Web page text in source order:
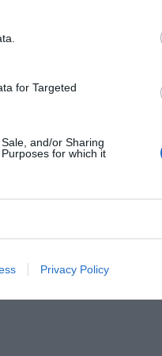
for Targeted
and/or Sharing
for which it
Privacy Policy
Nowa propozycja dla
Policzyliśmy, ile może
ustępuje samoistnie,
– może dojść do